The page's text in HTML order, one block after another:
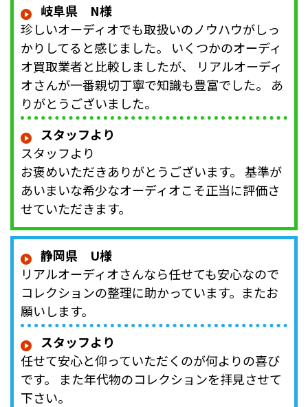
岐阜県 N様
珍しいオーディオでも取扱いのノウハウがしっ
かりしてると感じました。 いくつかのオーディ
オ買取業者と比較しましたが、 リアルオーディ
オさんが一番親切丁寧で知識も豊富でした。 あ
りがとうございました。
スタッフより
スタッフより
お褒めいただきありがとうございます。 基準が
あいまいな希少なオーディオこそ正当に評価さ
せていただきます。
静岡県 U様
リアルオーディオさんなら任せても安心なので
コレクションの整理に助かっています。またお
願いします。
スタッフより
任せて安心と仰っていただくのが何よりの喜び
です。 また年代物のコレクションを拝見させて
下さい。